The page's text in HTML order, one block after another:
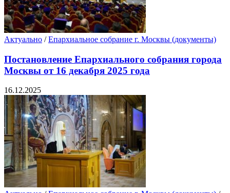
Актуально /Епархиальное собрание г. Москвы (документы)
Постановление Епархиального собрания города
Москвы от 16 декабря 2025 года
16.12.2025